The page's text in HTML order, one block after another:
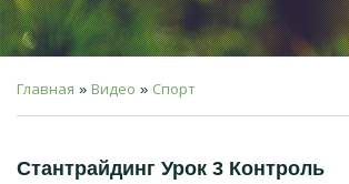
Главная » Видео » Спорт
Стантрайдинг Урок 3 Контроль